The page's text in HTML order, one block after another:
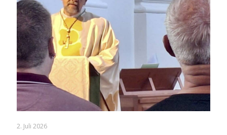
2. Juli 2026